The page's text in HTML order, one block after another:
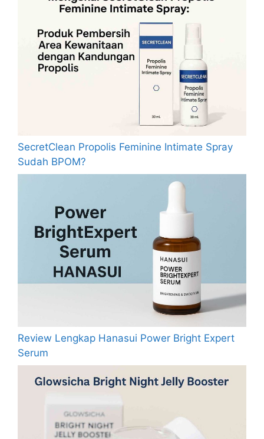
SecretClean Propolis Feminine Intimate Spray
Sudah BPOM?
Review Lengkap Hanasui Power Bright Expert
Serum